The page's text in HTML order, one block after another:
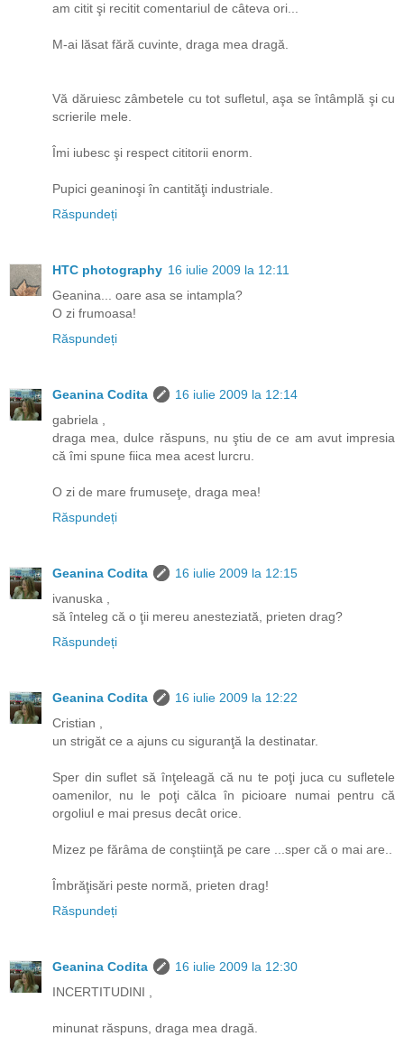
am citit şi recitit comentariul de câteva ori...
M-ai lăsat fără cuvinte, draga mea dragă.
Vă dăruiesc zâmbetele cu tot sufletul, aşa se întâmplă şi cu
scrierile mele.
Îmi iubesc şi respect cititorii enorm.
Pupici geaninoşi în cantităţi industriale.
Răspundeți
HTC photography 16 iulie 2009 la 12:11
Geanina... oare asa se intampla?
O zi frumoasa!
Răspundeți
Geanina Codita
16 iulie 2009 la 12:14
gabriela ,
draga mea, dulce răspuns, nu ştiu de ce am avut impresia
că îmi spune fiica mea acest lurcru.
O zi de mare frumuseţe, draga mea!
Răspundeți
Geanina Codita
16 iulie 2009 la 12:15
ivanuska ,
să înteleg că o ţii mereu anesteziată, prieten drag?
Răspundeți
Geanina Codita
16 iulie 2009 la 12:22
Cristian ,
un strigăt ce a ajuns cu siguranţă la destinatar.
Sper din suflet să înţeleagă că nu te poţi juca cu sufletele
oamenilor, nu le poţi călca în picioare numai pentru că
orgoliul e mai presus decât orice.
Mizez pe fărâma de conştiinţă pe care ...sper că o mai are..
Îmbrăţisări peste normă, prieten drag!
Răspundeți
Geanina Codita
16 iulie 2009 la 12:30
INCERTITUDINI ,
minunat răspuns, draga mea dragă.